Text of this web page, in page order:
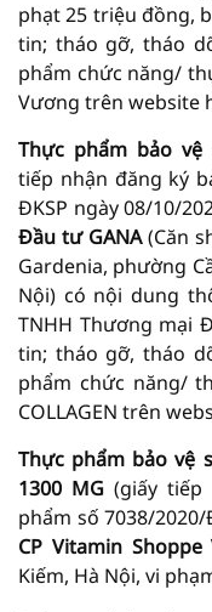
phạt 25 triệu đồng,
tin; tháo gỡ, tháo
phẩm chức năng/
Vương trên website
Thực phẩm bảo vệ
tiếp nhận đăng ký
ĐKSP ngày 08/10/
Đầu tư GANA(Căn
Gardenia, phường
Nội) có nội dung
TNHH Thương mại
tin; tháo gỡ, tháo
phẩm chức năng/
COLLAGEN trên
Thực phẩm bảo vệ
1300 MG (giấy
phẩm số 7038/
CP Vitamin Shoppe
Kiếm, Hà Nội, vi